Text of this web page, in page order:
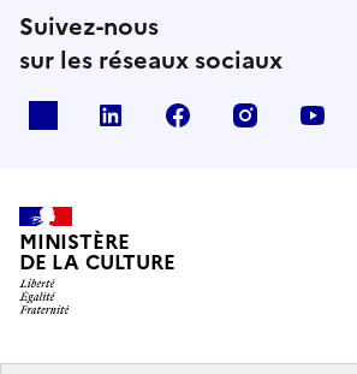
Suivez-nous
sur les réseaux sociaux
linkedin facebook instagram
MINISTÈRE
DE LA CULTURE